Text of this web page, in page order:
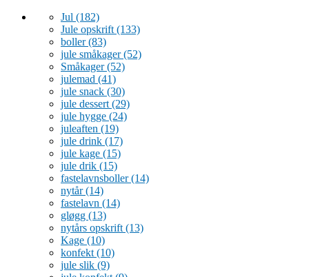
Jul (182)
Jule opskrift (133)
boller(83)
jule småkager(52)
Småkager(52)
julemad (41)
jule snack (30)
jule dessert (29)
jule hygge (24)
juleaften (19)
jule drink (17)
jule kage (15)
jule drik (15)
fastelavnsboller(14)
nytår(14)
fastelavn (14)
gløgg (13)
nytårs opskrift (13)
Kage (10)
konfekt (10)
jule slik (9)